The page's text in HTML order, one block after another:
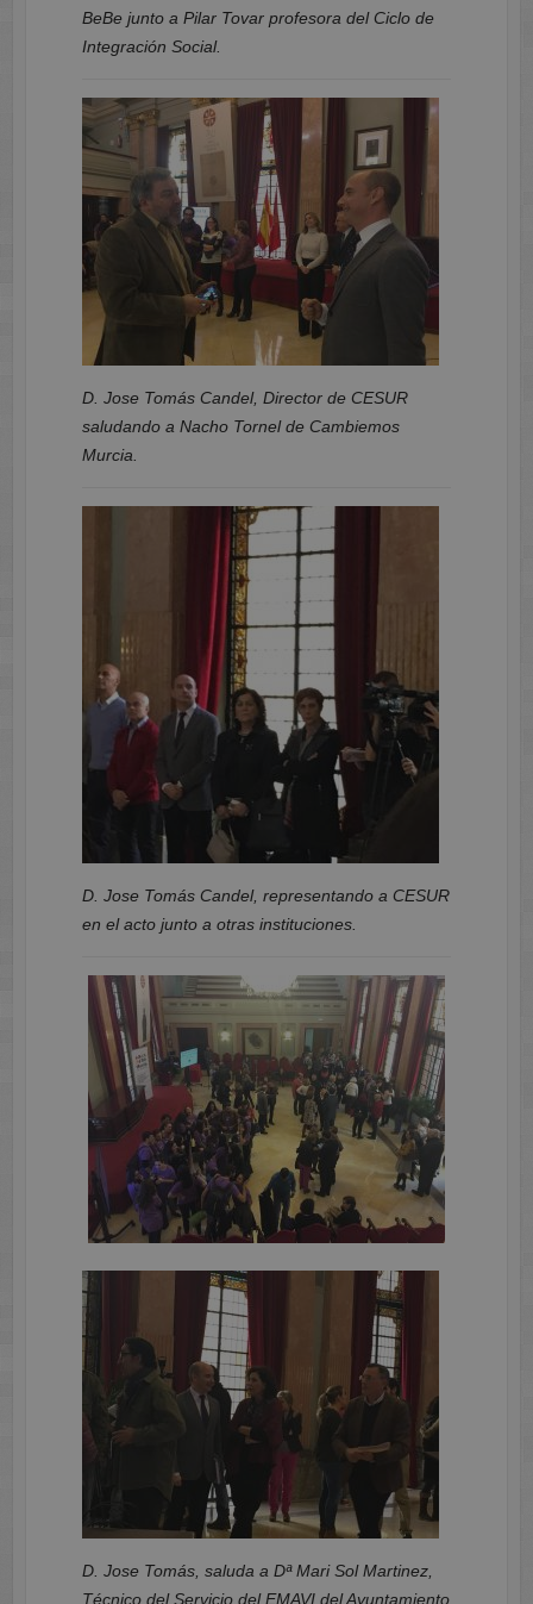
BeBe junto a Pilar Tovar profesora del Ciclo de
Integración Social.
D. Jose Tomás Candel, Director de CESUR
saludando a Nacho Tornel de Cambiemos
Murcia.
D. Jose Tomás Candel, representando a CESUR
en el acto junto a otras instituciones.
D. Jose Tomás, saluda a Dª Mari Sol Martinez,
Técnico del Servicio del EMAVI del Ayuntamiento